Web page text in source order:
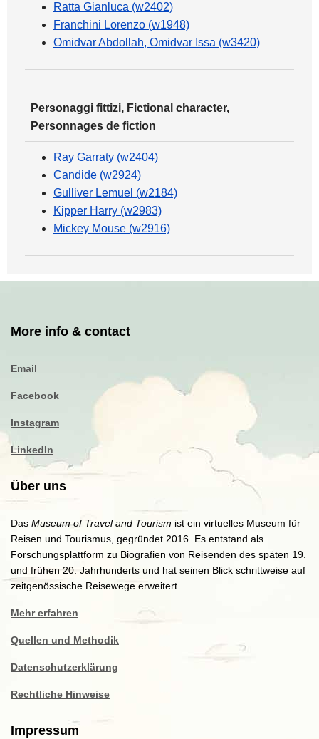
Ratta Gianluca (w2402)
Franchini Lorenzo (w1948)
Omidvar Abdollah, Omidvar Issa (w3420)
Personaggi fittizi, Fictional character,
Personnages de fiction
Ray Garraty (w2404)
Candide (w2924)
Gulliver Lemuel (w2184)
Kipper Harry (w2983)
Mickey Mouse (w2916)
More info & contact
Email
Facebook
Instagram
LinkedIn
Über uns
Das Museum of Travel and Tourism ist ein virtuelles Museum für
Reisen und Tourismus, gegründet 2016. Es entstand als
Forschungsplattform zu Biografien von Reisenden des späten 19.
und frühen 20. Jahrhunderts und hat seinen Blick schrittweise auf
zeitgenössische Reisewege erweitert.
Mehr erfahren
Quellen und Methodik
Datenschutzerklärung
Rechtliche Hinweise
Impressum